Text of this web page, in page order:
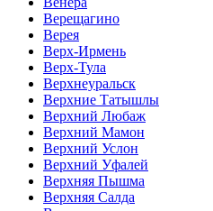
Верещагино
Верея
Верх-Ирмень
Верх-Тула
Верхнеуральск
Верхние Татышлы
Верхний Любаж
Верхний Мамон
Верхний Услон
Верхний Уфалей
Верхняя Пышма
Верхняя Салда